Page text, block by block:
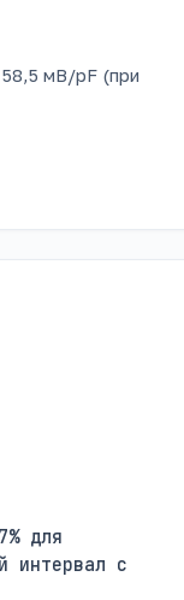
мВ/pF (при
для
интервал с